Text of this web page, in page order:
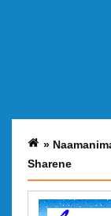
»
Sharene